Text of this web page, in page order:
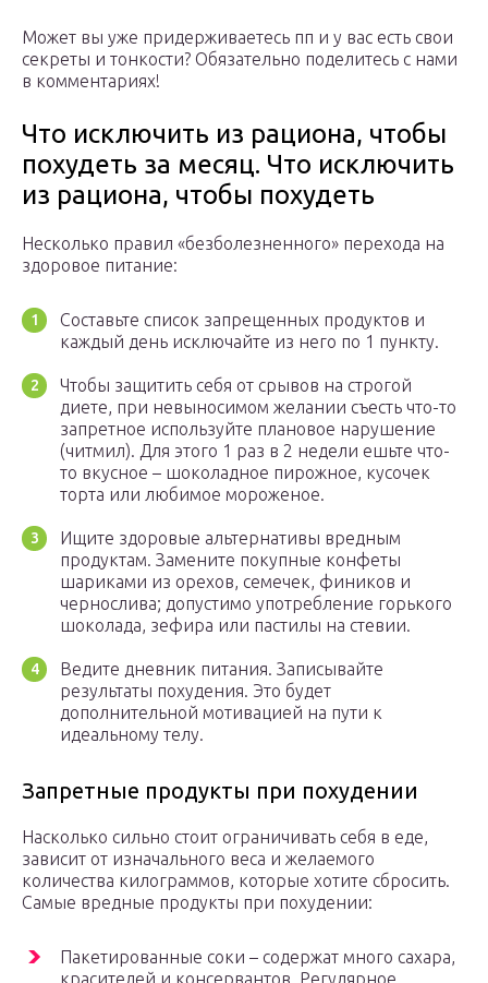
Может вы уже придерживаетесь пп и у вас есть свои
секреты и тонкости? Обязательно поделитесь с нами
в комментариях!
Что исключить из рациона, чтобы
похудеть за месяц. Что исключить
из рациона, чтобы похудеть
Несколько правил «безболезненного» перехода на
здоровое питание:
Составьте список запрещенных продуктов и
каждый день исключайте из него по 1 пункту.
Чтобы защитить себя от срывов на строгой
диете, при невыносимом желании съесть что-то
запретное используйте плановое нарушение
(читмил). Для этого 1 раз в 2 недели ешьте что-
то вкусное – шоколадное пирожное, кусочек
торта или любимое мороженое.
Ищите здоровые альтернативы вредным
продуктам. Замените покупные конфеты
шариками из орехов, семечек, фиников и
чернослива; допустимо употребление горького
шоколада, зефира или пастилы на стевии.
Ведите дневник питания. Записывайте
результаты похудения. Это будет
дополнительной мотивацией на пути к
идеальному телу.
Запретные продукты при похудении
Насколько сильно стоит ограничивать себя в еде,
зависит от изначального веса и желаемого
количества килограммов, которые хотите сбросить.
Самые вредные продукты при похудении:
Пакетированные соки – содержат много сахара,
красителей и консервантов. Регулярное